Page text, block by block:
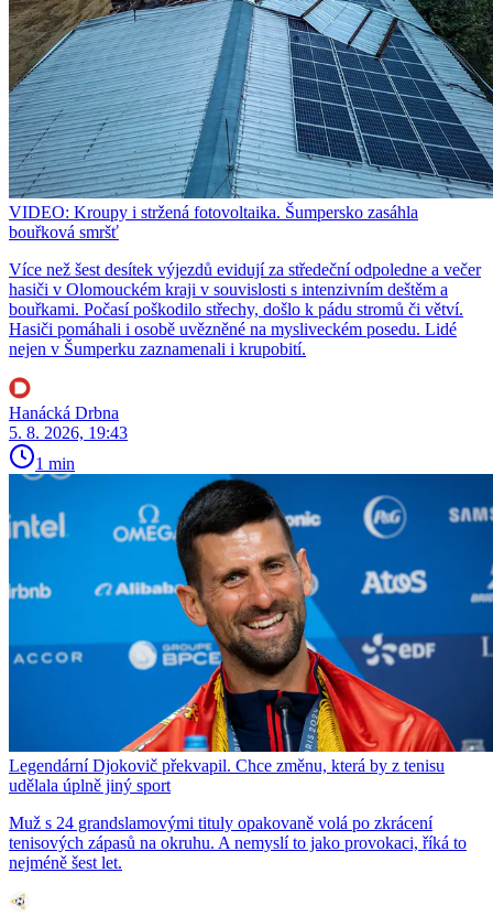
VIDEO: Kroupy i stržená fotovoltaika. Šumpersko zasáhla
bouřková smršť
Více než šest desítek výjezdů evidují za středeční odpoledne a večer
hasiči v Olomouckém kraji v souvislosti s intenzivním deštěm a
bouřkami. Počasí poškodilo střechy, došlo k pádu stromů či větví.
Hasiči pomáhali i osobě uvězněné na mysliveckém posedu. Lidé
nejen v Šumperku zaznamenali i krupobití.
Hanácká Drbna
5. 8. 2026, 19:43
1 min
Legendární Djokovič překvapil. Chce změnu, která by z tenisu
udělala úplně jiný sport
Muž s 24 grandslamovými tituly opakovaně volá po zkrácení
tenisových zápasů na okruhu. A nemyslí to jako provokaci, říká to
nejméně šest let.